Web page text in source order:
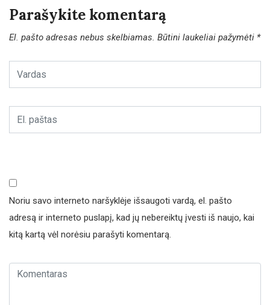
Parašykite komentarą
El. pašto adresas nebus skelbiamas. Būtini laukeliai pažymėti *
Noriu savo interneto naršyklėje išsaugoti vardą, el. pašto
adresą ir interneto puslapį, kad jų nebereiktų įvesti iš naujo, kai
kitą kartą vėl norėsiu parašyti komentarą.